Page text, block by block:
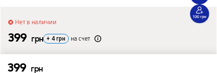
Нет в наличии
399 грн + 4 грн на счет
Сообщить о поступлении
399 грн